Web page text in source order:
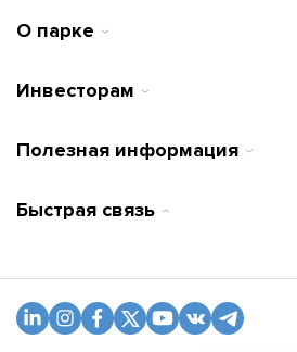
О парке
Инвесторам
Полезная информация
Быстрая связь